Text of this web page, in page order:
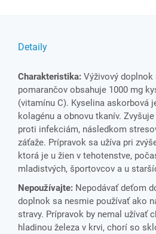
Detaily
Charakteristika: Výživový
pomarančov obsahuje 1000 mg
(vitamínu C). Kyselina askorbová
kolagénu a obnovu tkanív.
proti infekciám, následkom
záťaže. Prípravok sa užíva pri
ktorá je u žien v tehotenstve,
mladistvých, športovcov a u
Nepoužívajte: Nepodávať deťom
doplnok sa nesmie používať ako
stravy. Prípravok by nemal užívať
hladinou železa v krvi, chorí so